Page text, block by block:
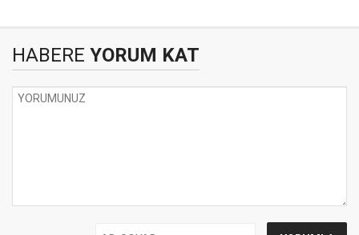
HABERE YORUM KAT